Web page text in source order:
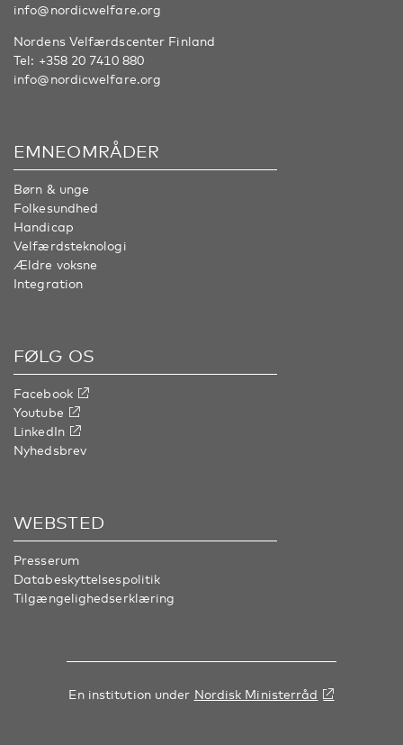
info@nordicwelfare.org
Nordens Velfærdscenter Finland
Tel: +358 20 7410 880
info@nordicwelfare.org
EMNEOMRÅDER
Børn & unge
Folkesundhed
Handicap
Velfærdsteknologi
Ældre voksne
Integration
FØLG OS
Facebook
Youtube
LinkedIn
Nyhedsbrev
WEBSTED
Presserum
Databeskyttelsespolitik
Tilgængelighedserklæring
En institution under Nordisk Ministerråd